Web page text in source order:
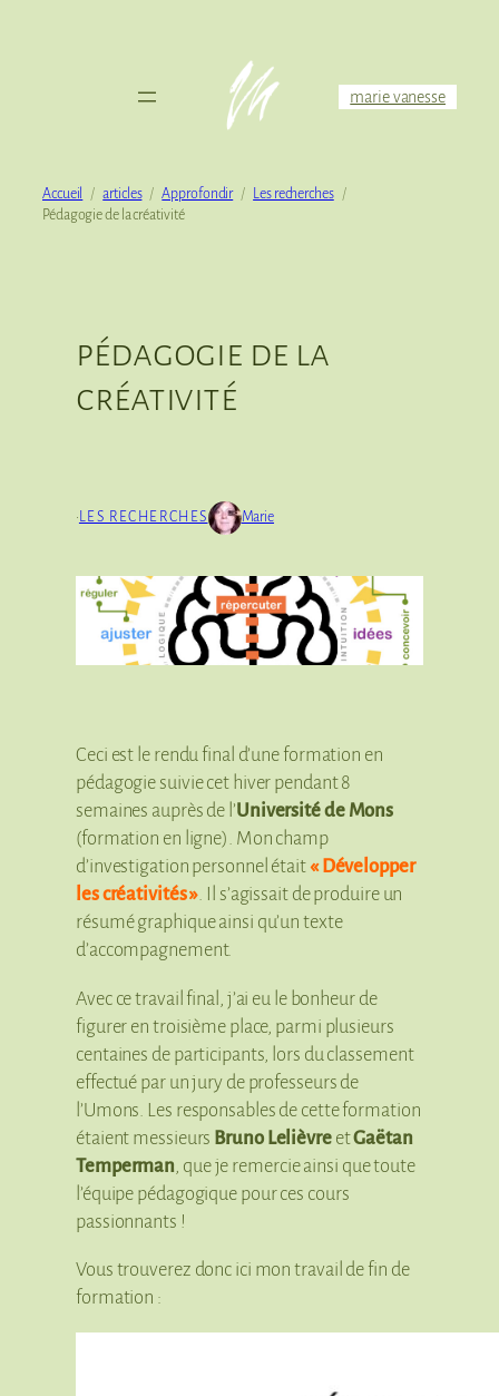
marie vanesse
Accueil articles Approfondir
Les recherches
Pédagogie de la créativité
pédagogie de la
créativité
· LES RECHERCHES Marie
Ceci est le rendu final d’une formation en
pédagogie suivie cet hiver pendant 8
semaines auprès de l’Université de Mons
(formation en ligne). Mon champ
d’investigation personnel était« Développer
les créativités ». Il s’agissait de produire un
résumé graphique ainsi qu’un texte
d’accompagnement.
Avec ce travail final, j’ai eu le bonheur de
figurer en troisième place, parmi plusieurs
centaines de participants, lors du classement
effectué par un jury de professeurs de
l’Umons. Les responsables de cette formation
étaient messieurs Bruno LelièvreetGaëtan
Temperman , que je remercie ainsi que toute
l’équipe pédagogique pour ces cours
passionnants !
Vous trouverez donc ici mon travail de fin de
formation :